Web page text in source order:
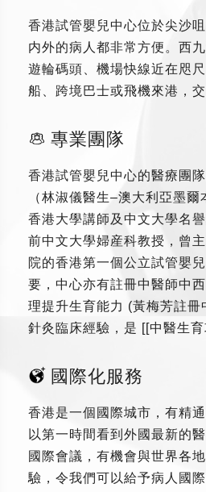
香港試管嬰兒中心位於尖沙
内外的病人都非常方便。西
遊輪碼頭、機場快線近在咫
船、跨境巴士或飛機來港，交
專業團隊
香港試管嬰兒中心的醫療團
（林淑儀醫生–澳大利亞墨
香港大學講師及中文大學名
前中文大學婦産科教授，曾
院的香港第一個公立試管嬰
要，中心亦有註冊中醫師中
理提升生育能力 (黃梅芳註
針灸臨床經驗，是 [[中醫生育
國際化服務
香港是一個國際城市，有精
以第一時間看到外國最新的
國際會議，有機會與世界各
驗，令我們可以給予病人國際